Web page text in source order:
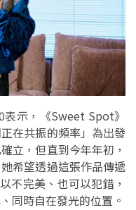
示，《Sweet Spot》
在共振的頻率」為出發
立，但直到今年年初，
希望透過這張作品傳遞
不完美、也可以犯錯，
同時自在發光的位置。